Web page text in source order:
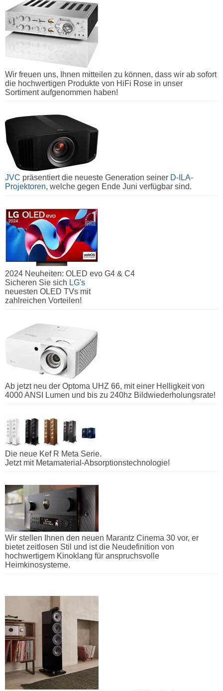
Wir freuen uns, Ihnen mitteilen zu können, dass wir ab sofort
die hochwertigen Produkte von HiFi Rose in unser
Sortiment aufgenommen haben!
JVC präsentiert die neueste Generation seiner D-ILA-
Projektoren, welche gegen Ende Juni verfügbar sind.
2024 Neuheiten: OLED evo G4 & C4
Sicheren Sie sich LG's
neuesten OLED TVs mit
zahlreichen Vorteilen!
Ab jetzt neu der Optoma UHZ 66, mit einer Helligkeit von
4000 ANSI Lumen und bis zu 240hz Bildwiederholungsrate!
Die neue Kef R Meta Serie.
Jetzt mit Metamaterial-Absorptionstechnologie!
Wir stellen Ihnen den neuen Marantz Cinema 30 vor, er
bietet zeitlosen Stil und ist die Neudefinition von
hochwertigem Kinoklang für anspruchsvolle
Heimkinosysteme.